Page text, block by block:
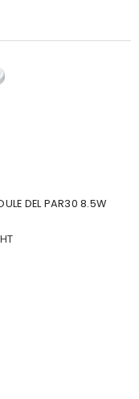
DEL PAR30 8.5W